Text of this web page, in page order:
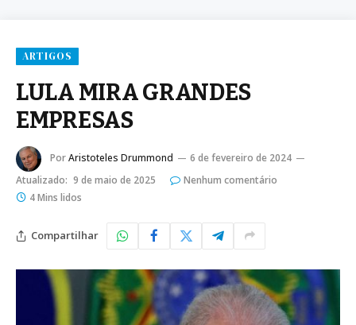
ARTIGOS
LULA MIRA GRANDES
EMPRESAS
PorAristoteles Drummond
6 de fevereiro de 2024
Atualizado: 9 de maio de 2025
Nenhum comentário
4 Mins lidos
Compartilhar